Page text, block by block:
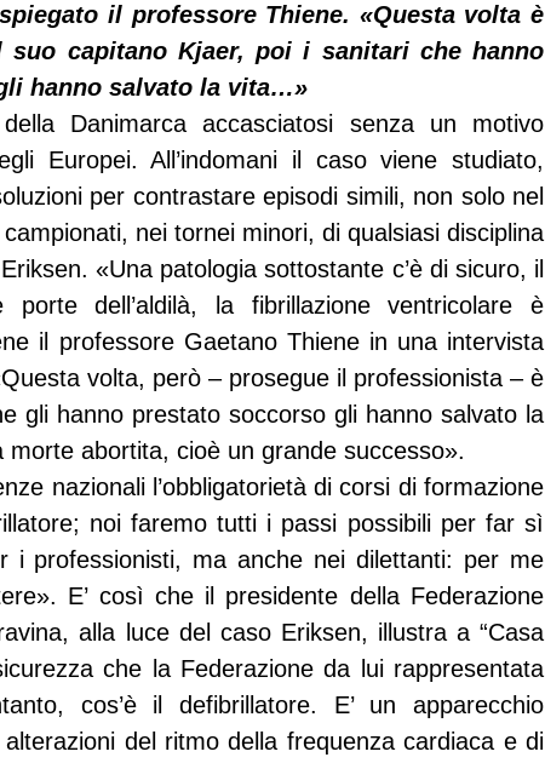
il professore Thiene. «Questa volta è
capitano Kjaer, poi i sanitari che hanno
hanno salvato la vita…»
Danimarca accasciatosi senza un motivo
Europei. All’indomani il caso viene studiato,
per contrastare episodi simili, non solo nel
nei tornei minori, di qualsiasi disciplina
«Una patologia sottostante c’è di sicuro, il
dell’aldilà, la fibrillazione ventricolare è
il professore Gaetano Thiene in una intervista
volta, però – prosegue il professionista – è
gli hanno prestato soccorso gli hanno salvato la
abortita, cioè un grande successo».
nazionali l’obbligatorietà di corsi di formazione
noi faremo tutti i passi possibili per far sì
i professionisti, ma anche nei dilettanti: per me
E’ così che il presidente della Federazione
alla luce del caso Eriksen, illustra a “Casa
che la Federazione da lui rappresentata
cos’è il defibrillatore. E’ un apparecchio
del ritmo della frequenza cardiaca e di